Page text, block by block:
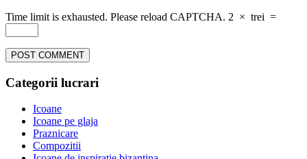
Time limit is exhausted. Please reload CAPTCHA. 2 × trei =
Categorii lucrari
Icoane
Icoane pe glaja
Praznicare
Compozitii